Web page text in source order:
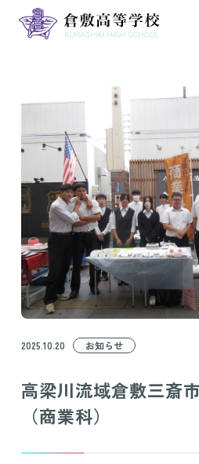
2025.10.20 お知らせ
高梁川流域倉敷三斎
（商業科）